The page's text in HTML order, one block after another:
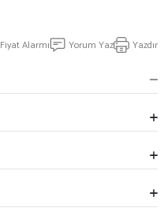
Fiyat Alarmı Yorum Yaz Yazdır